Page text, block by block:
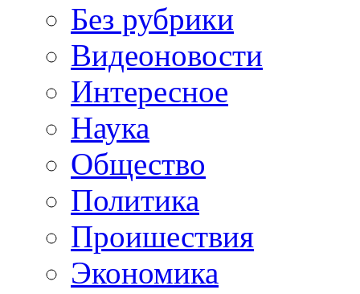
Без рубрики
Видеоновости
Интересное
Наука
Общество
Политика
Проишествия
Экономика